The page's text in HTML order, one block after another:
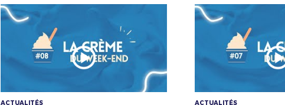
ACTUALITÉS ACTUALITÉS